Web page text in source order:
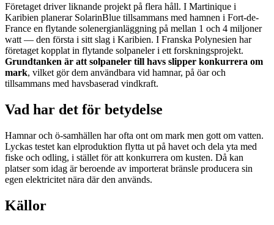
Företaget driver liknande projekt på flera håll. I Martinique i
Karibien planerar SolarinBlue tillsammans med hamnen i Fort-de-
France en flytande solenergianläggning på mellan 1 och 4 miljoner
watt — den första i sitt slag i Karibien. I Franska Polynesien har
företaget kopplat in flytande solpaneler i ett forskningsprojekt.
Grundtanken är att solpaneler till havs slipper konkurrera om
mark, vilket gör dem användbara vid hamnar, på öar och
tillsammans med havsbaserad vindkraft.
Vad har det för betydelse
Hamnar och ö-samhällen har ofta ont om mark men gott om vatten.
Lyckas testet kan elproduktion flytta ut på havet och dela yta med
fiske och odling, i stället för att konkurrera om kusten. Då kan
platser som idag är beroende av importerat bränsle producera sin
egen elektricitet nära där den används.
Källor